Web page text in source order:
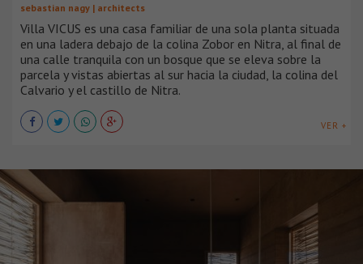
sebastian nagy | architects
Villa VICUS es una casa familiar de una sola planta situada
en una ladera debajo de la colina Zobor en Nitra, al final de
una calle tranquila con un bosque que se eleva sobre la
parcela y vistas abiertas al sur hacia la ciudad, la colina del
Calvario y el castillo de Nitra.
VER +